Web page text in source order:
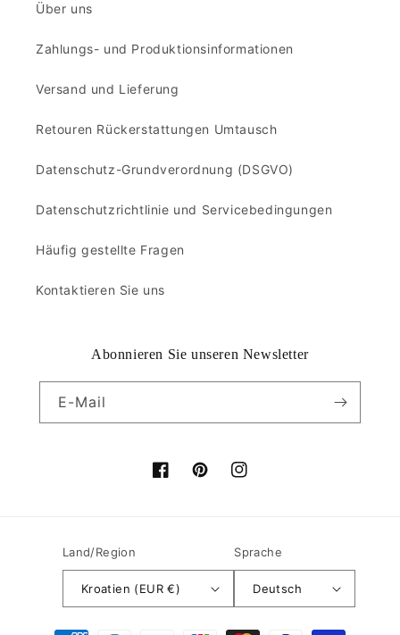
Über uns
Zahlungs- und Produktionsinformationen
Versand und Lieferung
Retouren Rückerstattungen Umtausch
Datenschutz-Grundverordnung (DSGVO)
Datenschutzrichtlinie und Servicebedingungen
Häufig gestellte Fragen
Kontaktieren Sie uns
Abonnieren Sie unseren Newsletter
E-Mail
FacebookPinterestInstagram
Land/Region
Kroatien (EUR €)
Sprache
Deutsch